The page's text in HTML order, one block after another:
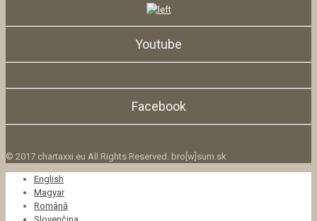
Youtube
Facebook
© 2017 chartaxxi.eu All Rights Reserved. bro[w]sum.sk
English
Magyar
Română